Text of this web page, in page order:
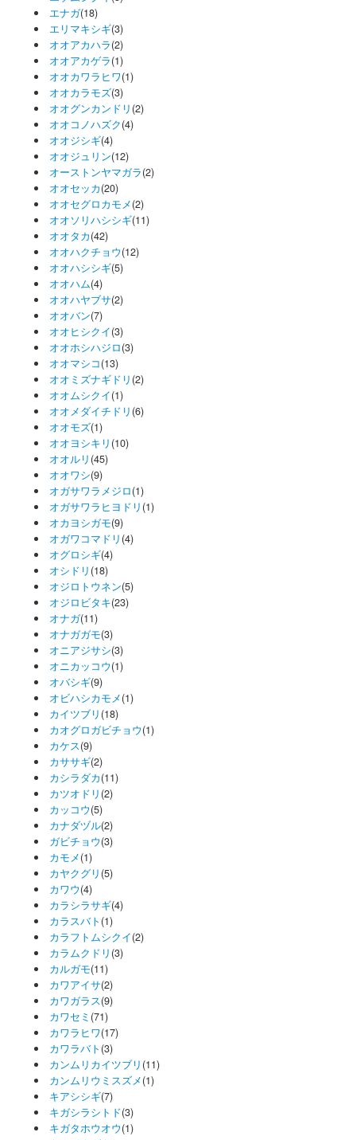
エナガ(18)
エリマキシギ(3)
オオアカハラ(2)
オオアカゲラ(1)
オオカワラヒワ(1)
オオカラモズ(3)
オオグンカンドリ (2)
オオコノハズク(4)
オオジシギ(4)
オオジュリン(12)
オーストンヤマガラ(2)
オオセッカ(20)
オオセグロカモメ(2)
オオソリハシシギ(11)
オオタカ(42)
オオハクチョウ(12)
オオハシシギ(5)
オオハム(4)
オオハヤブサ(2)
オオバン(7)
オオヒシクイ(3)
オオホシハジロ(3)
オオマシコ(13)
オオミズナギドリ (2)
オオムシクイ(1)
オオメダイチドリ (6)
オオモズ(1)
オオヨシキリ (10)
オオルリ (45)
オオワシ(9)
オガサワラメジロ(1)
オガサワラヒヨドリ (1)
オカヨシガモ(9)
オガワコマドリ (4)
オグロシギ(4)
オシドリ (18)
オジロトウネン(5)
オジロビタキ(23)
オナガ(11)
オナガガモ(3)
オニアジサシ(3)
オニカッコウ(1)
オバシギ(9)
オビハシカモメ(1)
カイツブリ (18)
カオグロガビチョウ(1)
カケス(9)
カササギ(2)
カシラダカ(11)
カツオドリ (2)
カッコウ(5)
カナダヅル(2)
ガビチョウ(3)
カモメ(1)
カヤクグリ (5)
カワウ(4)
カラシラサギ(4)
カラスバト (1)
カラフトムシクイ(2)
カラムクドリ (3)
カルガモ(11)
カワアイサ(2)
カワガラス(9)
カワセミ (71)
カワラヒワ(17)
カワラバト (3)
カンムリカイツブリ (11)
カンムリウミスズメ(1)
キアシシギ(7)
キガシラシトド(3)
キガタホウオウ(1)